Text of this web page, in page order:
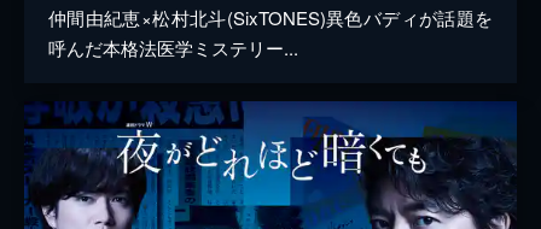
仲間由紀恵×松村北斗(SixTONES)異色バディが話題を
呼んだ本格法医学ミステリー...